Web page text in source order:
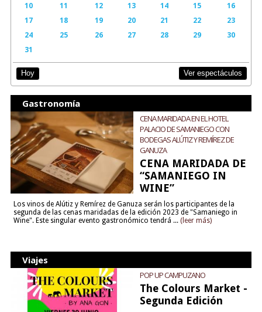
10
11 12 13 14 15
16
17
18 19 20 21 22
23
24
25 26 27 28 29
30
31
Hoy Ver espectáculos
Gastronomía
CENA MARIDADA EN EL HOTEL
PALACIO DE SAMANIEGO CON
BODEGAS ALÚTIZ Y REMÍREZ DE
GANUZA
CENA MARIDADA DE
“SAMANIEGO IN
WINE”
Los vinos de Alútiz y Remírez de Ganuza serán los participantes de la
segunda de las cenas maridadas de la edición 2023 de "Samaniego in
Wine". Este singular evento gastronómico tendrá ... (leer más)
Viajes
POP UP CAMPUZANO
The Colours Market -
Segunda Edición